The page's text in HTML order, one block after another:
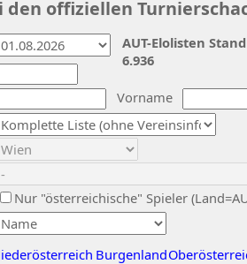
offiziellen
Vorname
Nur "österreichische" Spieler
Burgenland
AUT-Elolisten
6.936